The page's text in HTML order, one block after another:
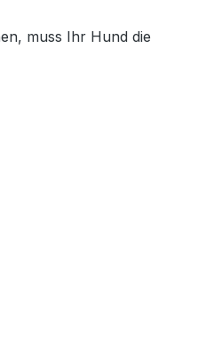
muss Ihr Hund die